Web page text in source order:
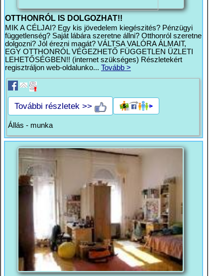
OTTHONRÓL IS DOLGOZHAT!!
MIK A CÉLJAI? Egy kis jövedelem kiegészités? Pénzügyi
függetlenség? Saját lábára szeretne állni? Otthonról szeretne
dolgozni? Jól érezni magát? VÁLTSA VALÓRA ÁLMAIT,
EGY OTTHONRÓL VÉGEZHETŐ FÜGGETLEN ÜZLETI
LEHETŐSÉGBEN!! (internet szükséges) Részletekért
regisztráljon web-oldalunko... Tovább >
További részletek >>
Állás - munka